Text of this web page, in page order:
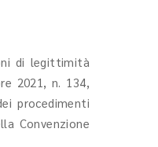
di legittimità
2021, n. 134,
procedimenti
Convenzione